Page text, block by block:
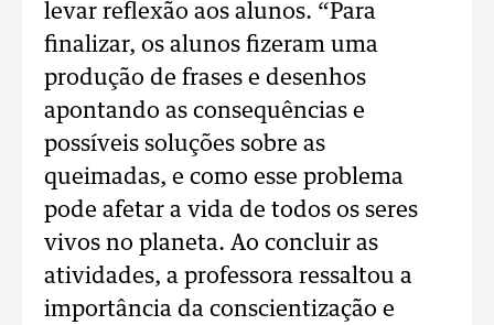
levar reflexão aos alunos. “Para
finalizar, os alunos fizeram uma
produção de frases e desenhos
apontando as consequências e
possíveis soluções sobre as
queimadas, e como esse problema
pode afetar a vida de todos os seres
vivos no planeta. Ao concluir as
atividades, a professora ressaltou a
importância da conscientização e